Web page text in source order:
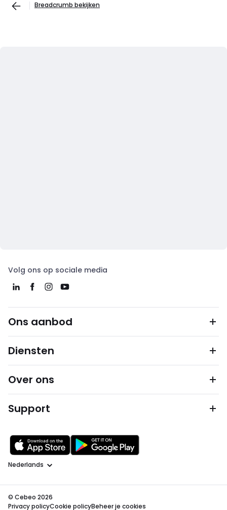
Breadcrumb bekijken
Volg ons op sociale media
Ons aanbod
Diensten
Over ons
Support
Taal
© Cebeo 2026
Privacy policyCookie policyBeheer je cookies